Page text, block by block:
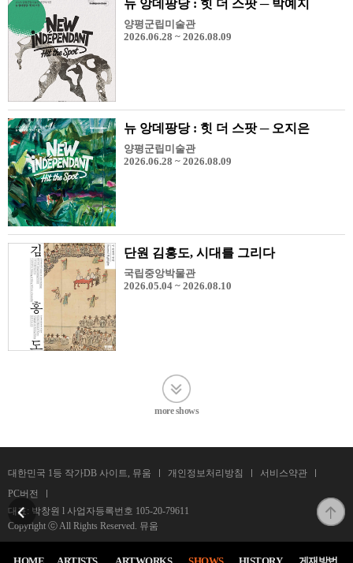
뉴 앙데팡당 : 힛 더 스팟 ─ 박예지
양평군립미술관
2026.06.28 ~ 2026.08.09
뉴 앙데팡당 : 힛 더 스팟 ─ 오지은
양평군립미술관
2026.06.28 ~ 2026.08.09
단원 김홍도, 시대를 그리다
국립중앙박물관
2026.05.04 ~ 2026.08.10
more shows
대한민국 1등 작가DB 사이트, 뮤움 개인정보처리방침
서비스약관
PC버전
대표: 박창원 l 사업자등록번호 105-20-79611
Copyright ⓒ All Rights Reserved. 뮤움